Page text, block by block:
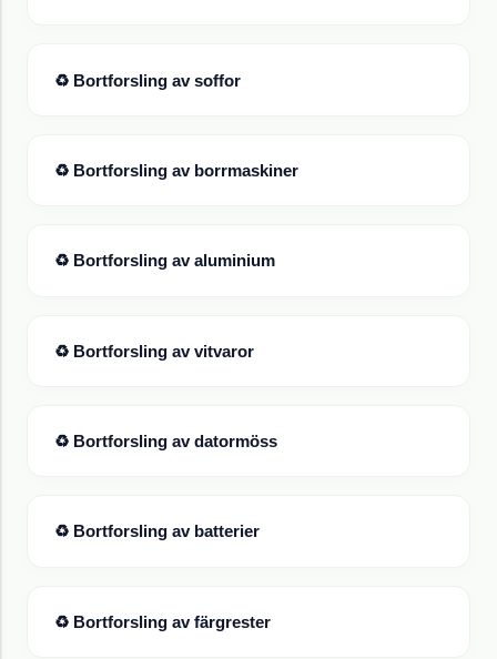
♻ Bortforsling avsoffor
♻ Bortforsling av borrmaskiner
♻ Bortforsling avaluminium
♻ Bortforsling avvitvaror
♻ Bortforsling avdatormöss
♻ Bortforsling av batterier
♻ Bortforsling avfärgrester